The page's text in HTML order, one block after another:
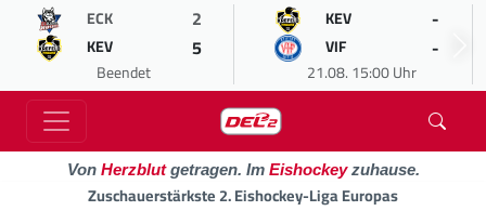
ECK 2
KEV 5
Beendet
KEV -
VIF -
21.08. 15:00 Uhr
Von Herzblutgetragen. Im Eishockeyzuhause.
Zuschauerstärkste 2. Eishockey-Liga Europas